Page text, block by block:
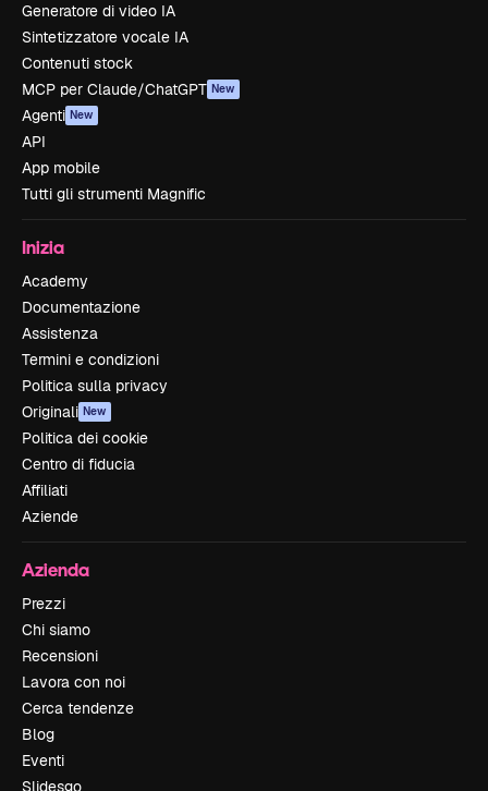
Generatore di video IA
Sintetizzatore vocale IA
Contenuti stock
MCP per Claude/ChatGPT New
Agenti New
API
App mobile
Tutti gli strumenti Magnific
Inizia
Academy
Documentazione
Assistenza
Termini e condizioni
Politica sulla privacy
Originali New
Politica dei cookie
Centro di fiducia
Affiliati
Aziende
Azienda
Prezzi
Chi siamo
Recensioni
Lavora con noi
Cerca tendenze
Blog
Eventi
Slidesgo